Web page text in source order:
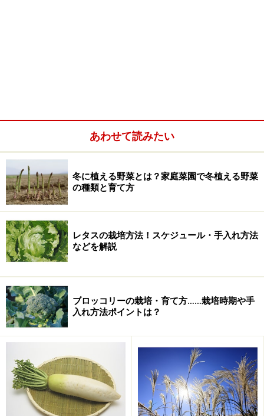
あわせて読みたい
冬に植える野菜とは？家庭菜園で冬植える野菜
の種類と育て方
レタスの栽培方法！スケジュール・手入れ方法
などを解説
ブロッコリーの栽培・育て方……栽培時期や手
入れ方法ポイントは？